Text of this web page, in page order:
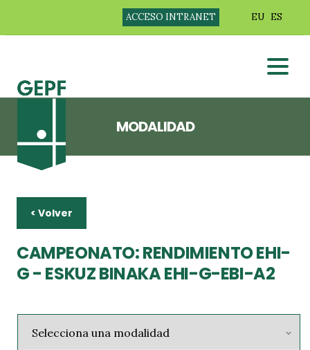
ACCESO INTRANET EU ES
MODALIDAD
< Volver
CAMPEONATO: RENDIMIENTO EHI-
G - ESKUZ BINAKA EHI-G-EBI-A2